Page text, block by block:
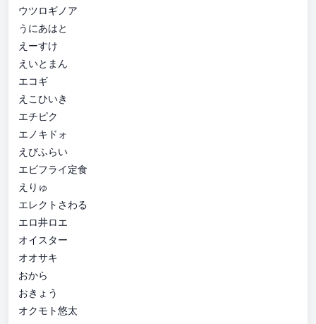
ウツロギノア
うにあはと
えーすけ
えいとまん
エコギ
えこひいき
エチピク
エノキドォ
えびふらい
エビフライ定食
えりゅ
エレクトさわる
エロ井ロエ
オイスター
オオサキ
おから
おきょう
オクモト悠太